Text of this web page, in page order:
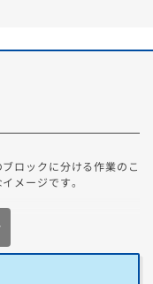
ロックに分ける作業のこ
メージです。
テム用ブロックとデータ
も便利になります。